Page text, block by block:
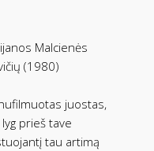
Malcienės
(1980)
juostas,
prieš tave
tau artimą